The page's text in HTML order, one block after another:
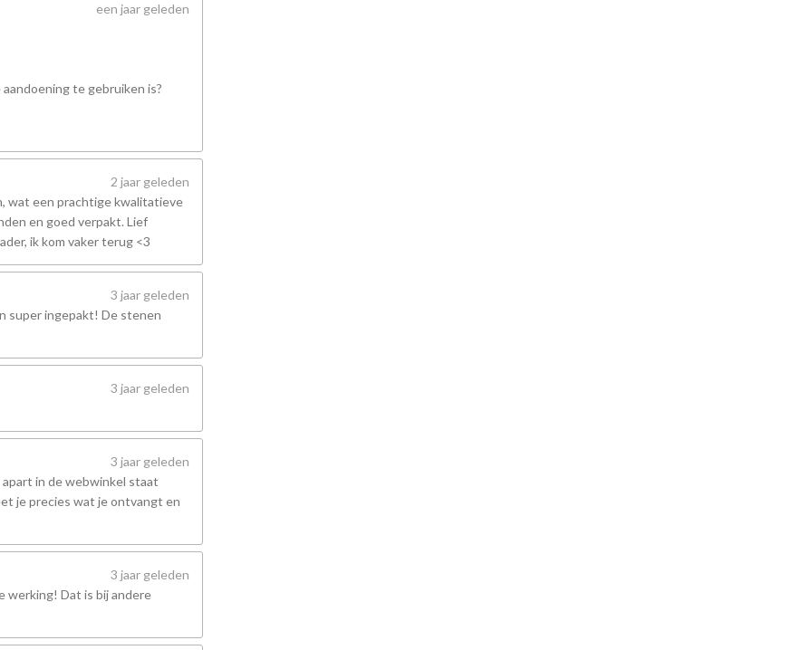
een jaar geleden
te gebruiken is?
2 jaar geleden
wat een prachtige kwalitatieve
en goed verpakt. Lief
ik kom vaker terug <3
3 jaar geleden
super ingepakt! De stenen
3 jaar geleden
3 jaar geleden
in de webwinkel staat
je precies wat je ontvangt en
3 jaar geleden
werking! Dat is bij andere